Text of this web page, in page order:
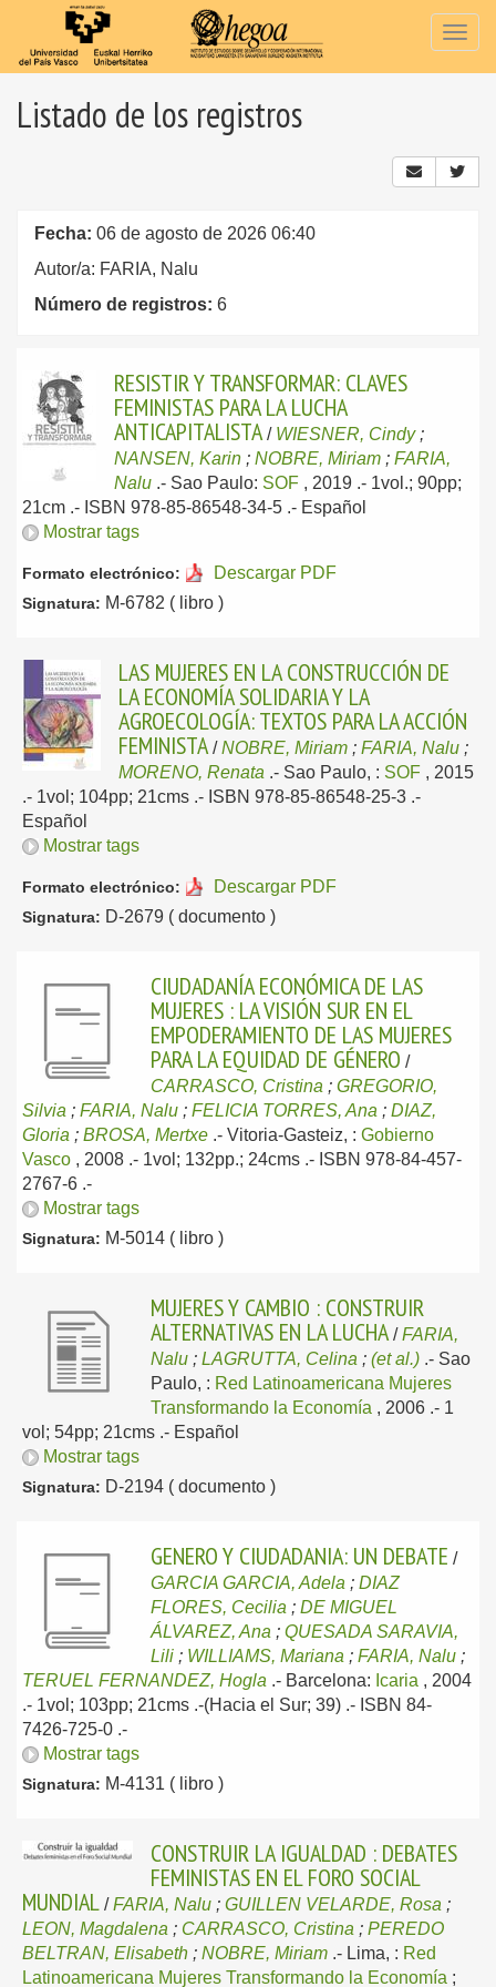
Listado de los registros
Fecha: 06 de agosto de 2026 06:40
Autor/a: FARIA, Nalu
Número de registros: 6
RESISTIR Y TRANSFORMAR: CLAVES
FEMINISTAS PARA LA LUCHA
ANTICAPITALISTA / WIESNER, Cindy;
NANSEN, Karin ; NOBRE, Miriam ; FARIA,
Nalu .- Sao Paulo: SOF , 2019 .- 1vol.; 90pp;
21cm .- ISBN 978-85-86548-34-5 .- Español
Mostrar tags
Formato electrónico: Descargar PDF
Signatura: M-6782 ( libro )
LAS MUJERES EN LA CONSTRUCCIÓN DE
LA ECONOMÍA SOLIDARIA Y LA
AGROECOLOGÍA: TEXTOS PARA LA ACCIÓN
FEMINISTA /NOBRE, Miriam ; FARIA, Nalu ;
MORENO, Renata .- Sao Paulo, : SOF , 2015
.- 1vol; 104pp; 21cms .- ISBN 978-85-86548-25-3 .-
Español
Mostrar tags
Formato electrónico: Descargar PDF
Signatura: D-2679 ( documento )
CIUDADANÍA ECONÓMICA DE LAS
MUJERES : LA VISIÓN SUR EN EL
EMPODERAMIENTO DE LAS MUJERES
PARA LA EQUIDAD DE GÉNERO /
CARRASCO, Cristina ; GREGORIO,
Silvia ; FARIA, Nalu ; FELICIA TORRES, Ana ; DIAZ,
Gloria ; BROSA, Mertxe .- Vitoria-Gasteiz, : Gobierno
Vasco , 2008 .- 1vol; 132pp.; 24cms .- ISBN 978-84-457-
2767-6 .-
Mostrar tags
Signatura: M-5014 ( libro )
MUJERES Y CAMBIO : CONSTRUIR
ALTERNATIVAS EN LA LUCHA /FARIA,
Nalu ; LAGRUTTA, Celina ; (et al.) .- Sao
Paulo, : Red Latinoamericana Mujeres
Transformando la Economía , 2006 .- 1
vol; 54pp; 21cms .- Español
Mostrar tags
Signatura: D-2194 ( documento )
GENERO Y CIUDADANIA: UN DEBATE /
GARCIA GARCIA, Adela ; DIAZ
FLORES, Cecilia ; DE MIGUEL
ÁLVAREZ, Ana ; QUESADA SARAVIA,
Lili ; WILLIAMS, Mariana ; FARIA, Nalu ;
TERUEL FERNANDEZ, Hogla .- Barcelona: Icaria , 2004
.- 1vol; 103pp; 21cms .-(Hacia el Sur; 39) .- ISBN 84-
7426-725-0 .-
Mostrar tags
Signatura: M-4131 ( libro )
CONSTRUIR LA IGUALDAD : DEBATES
FEMINISTAS EN EL FORO SOCIAL
MUNDIAL /FARIA, Nalu ; GUILLEN VELARDE, Rosa ;
LEON, Magdalena ; CARRASCO, Cristina ; PEREDO
BELTRAN, Elisabeth ; NOBRE, Miriam .- Lima, : Red
Latinoamericana Mujeres Transformando la Economía ;